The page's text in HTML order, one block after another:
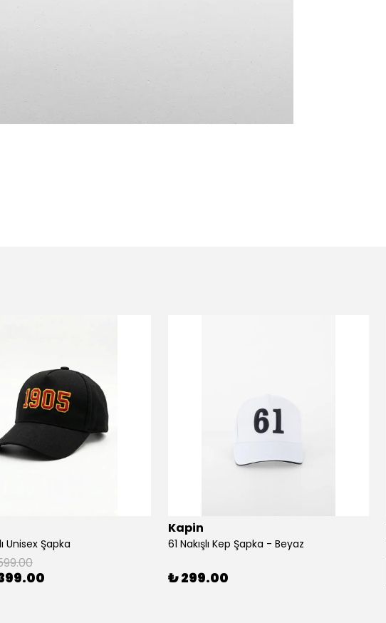
Unisex Şapka
Kapin
61 Nakışlı Kep Şapka - Beyaz
₺ 299.00